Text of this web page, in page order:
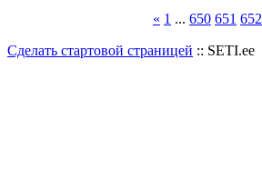
« 1 ... 650 651 652
Сделать стартовой страницей :: SETI.ee